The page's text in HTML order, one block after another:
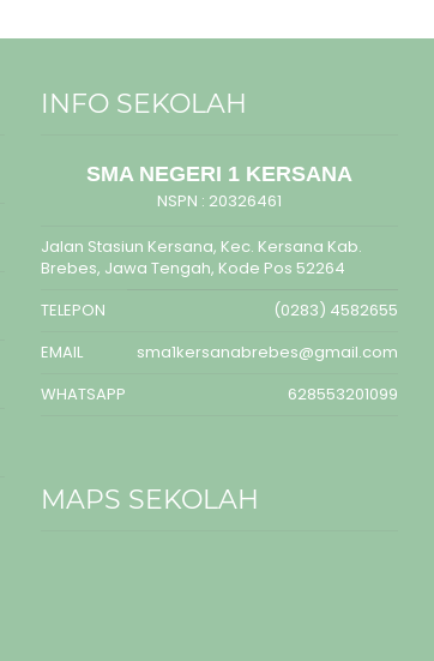
INFO SEKOLAH
SMA NEGERI 1 KERSANA
NSPN : 20326461
Jalan Stasiun Kersana, Kec. Kersana Kab.
Brebes, Jawa Tengah, Kode Pos 52264
TELEPON
(0283) 4582655
EMAIL
sma1kersanabrebes@gmail.com
WHATSAPP
628553201099
MAPS SEKOLAH